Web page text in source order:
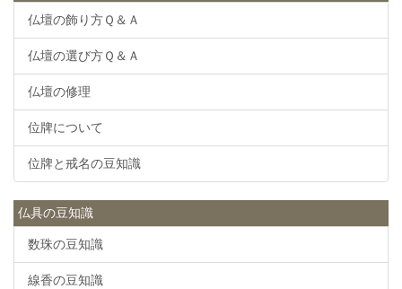
仏壇の飾り方Ｑ＆Ａ
仏壇の選び方Ｑ＆Ａ
仏壇の修理
位牌について
位牌と戒名の豆知識
仏具の豆知識
数珠の豆知識
線香の豆知識